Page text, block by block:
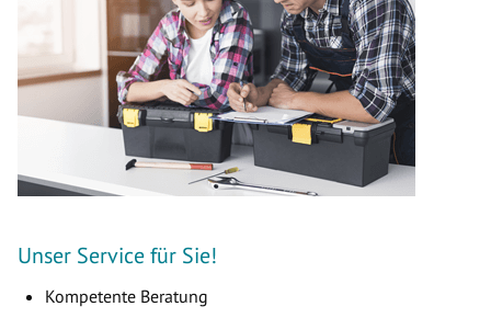
Unser Service für Sie!
Kompetente Beratung